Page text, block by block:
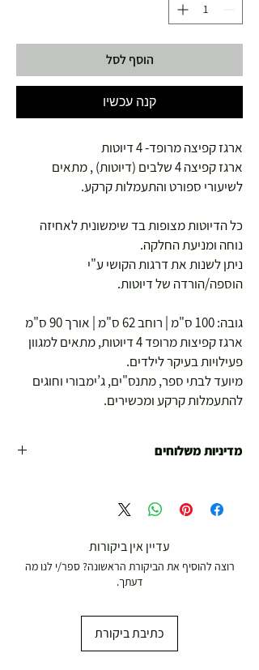
הוסף לסל
קנה עכשיו
ארגז קפיצה מרופד- 4 דיוטות
ארגז קפיצה 4 שלבים (דיוטות) , מתאים
לשיעורי ספורט והתעמלות קרקע.
כל הדיוטות מצופות בד שימשונית לאחיזה
נוחה ומניעת החלקה.
ניתן לשנות את דרגות הקושי ע"י
הוספה/הורדה של דיוטות.
גובה: 100 ס"מ | רוחב 62 ס"מ | אורך 90 ס"מ
ארגז קפיצות מרופד 4 דיוטות, מתאים למגוון
פעילויות בעיקר לילדים.
מיועד לבתי ספר, מתנס"ים, ג’ימבורי וחוגים
להתעמלות קרקע ומכשירים.
מדיניות משלוחים
19.00 ₪
משלוח מהיר עד הבית ( עד 20 ק"ג)
עדיין אין ביקורות
רוצה להוסיף את הביקורת הראשונה? ספר/י לנו מה
דעתך.
כתיבת ביקורת